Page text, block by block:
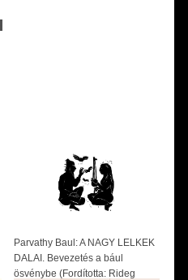
Parvathy Baul: A NAGY LELKEK
DALAI. Bevezetés a bául
ösvénybe (Fordította: Rideg